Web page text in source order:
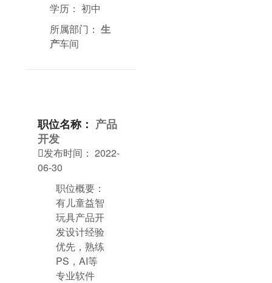
学历： 初中
所属部门： 生
产车间
职位名称： 产品
开发
发布时间： 2022-
06-30
职位概要：
有儿童益智
玩具产品开
发设计经验
优先，熟练
PS，AI等
专业软件